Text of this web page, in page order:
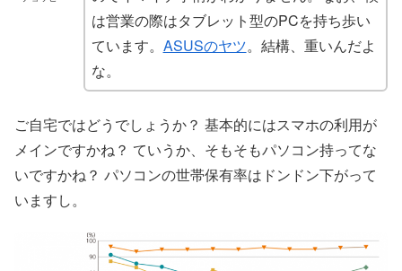
は営業の際はタブレット型のPCを持ち歩い
ています。 ASUSのヤツ。結構、重いんだよ
な。
ご自宅ではどうでしょうか？ 基本的にはスマホの利用が
メインですかね？ ていうか、そもそもパソコン持ってな
いですかね？ パソコンの世帯保有率はドンドン下がって
いますし。